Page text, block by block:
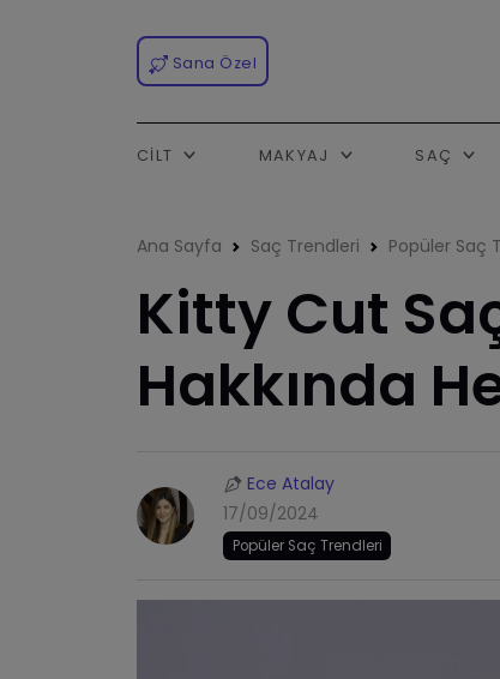
Sana Özel
CILT MAKYAJ SAÇ
Ana Sayfa Saç Trendleri Popüler Saç
Kitty Cut
Hakkında
Ece Atalay
17/09/2024
Popüler Saç Trendleri